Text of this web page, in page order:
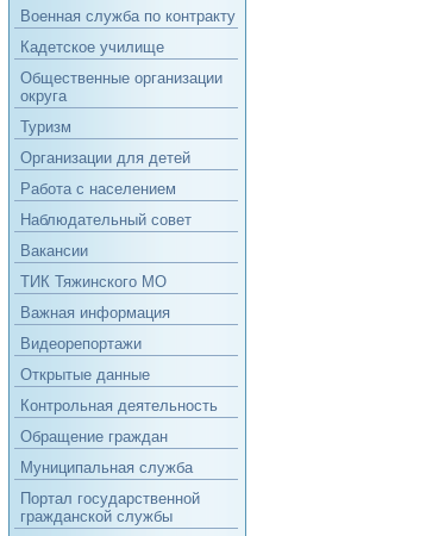
Военная служба по контракту
Кадетское училище
Общественные организации
округа
Туризм
Организации для детей
Работа с населением
Наблюдательный совет
Вакансии
ТИК Тяжинского МО
Важная информация
Видеорепортажи
Открытые данные
Контрольная деятельность
Обращение граждан
Муниципальная служба
Портал государственной
гражданской службы